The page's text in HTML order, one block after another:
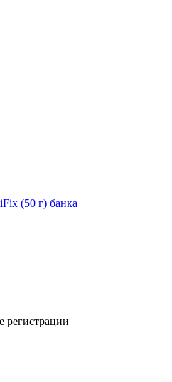
(50 г) банка
регистрации